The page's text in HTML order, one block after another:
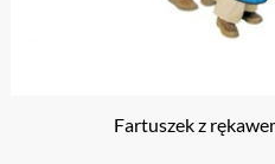
Fartuszek z